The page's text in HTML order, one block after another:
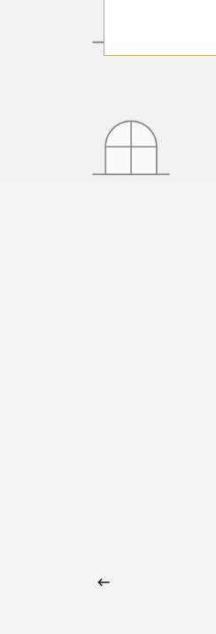
part of it! (Original) Ich